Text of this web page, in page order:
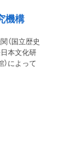
機構
（国立歴史
日本文化研
）によって